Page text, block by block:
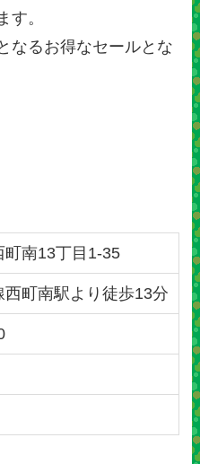
す。
なるお得なセールとな
町南13丁目1-35
西町南駅より徒歩13分